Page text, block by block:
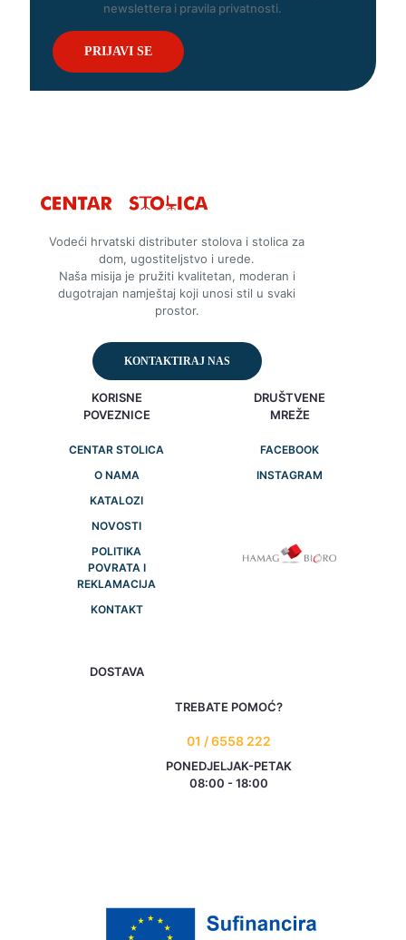
newslettera i pravila privatnosti.
Vodeći hrvatski distributer stolova i stolica za
dom, ugostiteljstvo i urede.
Naša misija je pružiti kvalitetan, moderan i
dugotrajan namještaj koji unosi stil u svaki
prostor.
KONTAKTIRAJ NAS
KORISNE
POVEZNICE
CENTAR STOLICA
O NAMA
KATALOZI
NOVOSTI
POLITIKA
POVRATA I
REKLAMACIJA
KONTAKT
DOSTAVA
DRUŠTVENE
MREŽE
FACEBOOK
INSTAGRAM
TREBATE POMOĆ?
01 / 6558 222
PONEDJELJAK-PETAK
08:00 - 18:00